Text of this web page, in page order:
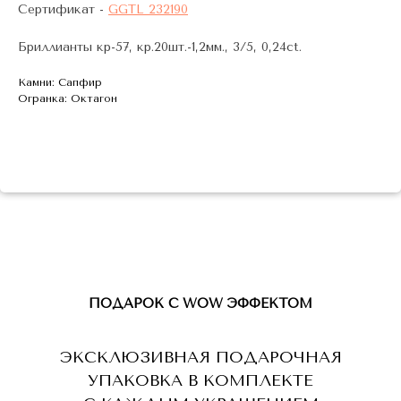
Сертификат - GGTL 232190
Бриллианты кр-57, кр.20шт.-1,2мм., 3/5, 0,24ct.
Камни: Сапфир
Огранка: Октагон
ЭКСКЛЮЗИВНАЯ ПОДАРОЧНАЯ
УПАКОВКА В КОМПЛЕКТЕ
ПОДАРОК С WOW ЭФФЕКТОМ